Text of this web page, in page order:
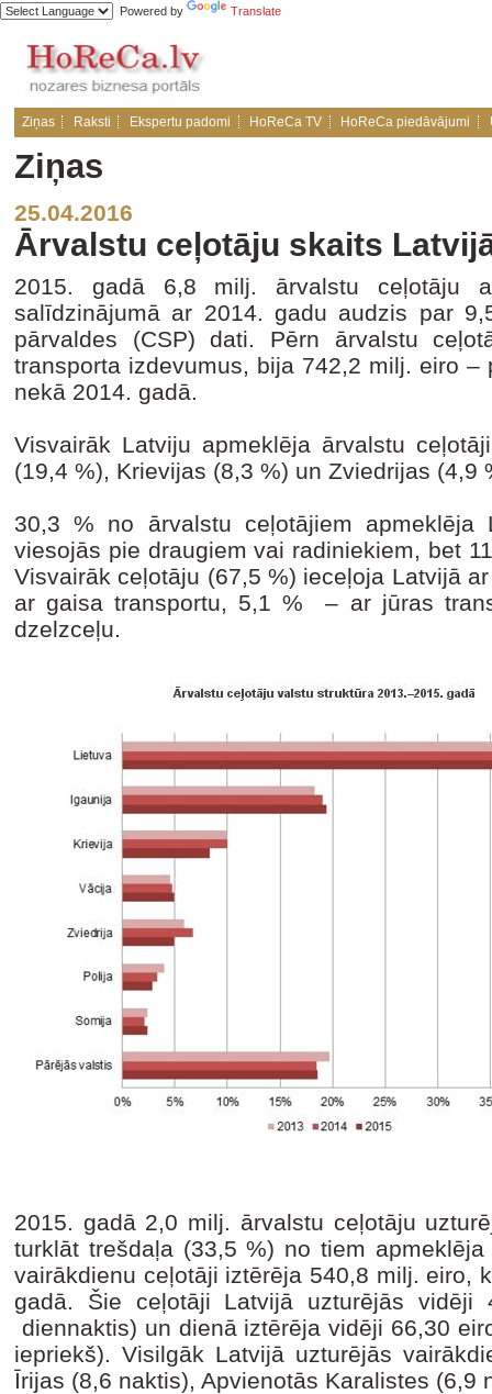
Powered by Translate
Ziņas Raksti Ekspertu padomi HoReCa TV HoReCa piedāvājumi
Ziņas
25.04.2016
Ārvalstu ceļotāju skaits
2015. gadā 6,8 milj. ārvalstu ceļotāju
salīdzinājumā ar 2014. gadu audzis par
pārvaldes (CSP) dati. Pērn ārvalstu
transporta izdevumus, bija 742,2 milj. eiro
nekā 2014. gadā.
Visvairāk Latviju apmeklēja ārvalstu
(19,4 %), Krievijas (8,3 %) un Zviedrijas (4,9
30,3 % no ārvalstu ceļotājiem apmeklēja
viesojās pie draugiem vai radiniekiem, bet
Visvairāk ceļotāju (67,5 %) ieceļoja Latvijā
ar gaisa transportu, 5,1 % – ar jūras
dzelzceļu.
2015. gadā 2,0 milj. ārvalstu ceļotāju
turklāt trešdaļa (33,5 %) no tiem
vairākdienu ceļotāji iztērēja 540,8 milj. eiro,
gadā. Šie ceļotāji Latvijā uzturējās
diennaktis) un dienā iztērēja vidēji 66,30
iepriekš). Visilgāk Latvijā uzturējās
Īrijas (8,6 naktis), Apvienotās Karalistes (6,9